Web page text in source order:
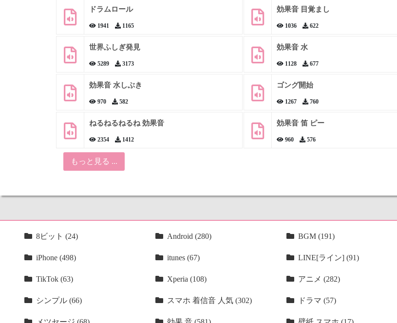
ドラムロール
1941 1165
効果音 目覚まし
1036 622
世界ふしぎ発見
5289 3173
効果音 水
1128 677
効果音 水しぶき
970 582
ゴング開始
1267 760
ねるねるねるね 効果音
2354 1412
効果音 笛 ピー
960 576
もっと見る ...
8ビット (24) Android (280) BGM (191)
iPhone (498) itunes (67) LINE[ライン] (91)
TikTok (63) Xperia (108) アニメ (282)
シンプル (66) スマホ 着信音 人気 (302) ドラマ (57)